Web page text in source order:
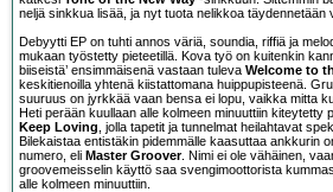
neljä sinkkua lisää, ja nyt tuota nelikkoa täydennetään
Debyytti EP on tuhti annos väriä, soundia, riffiä ja
mukaan työstetty pieteetillä. Kova työ on kuitenkin
biiseistä’ ensimmäisenä vastaan tuleva Welcome to
keskitienoilla yhtenä kiistattomana huippupisteenä.
suuruus on jyrkkää vaan bensa ei lopu, vaikka mitta
Heti perään kuullaan alle kolmeen minuuttiin kiteytetty
Keep Loving , jolla tapetit ja tunnelmat heilahtavat
Bilekaistaa entistäkin pidemmälle kaasuttaa ankkurin
numero, eli Master Groover. Nimi ei ole vähäinen,
groovemeisselin käyttö saa svengimoottorista
alle kolmeen minuuttiin.